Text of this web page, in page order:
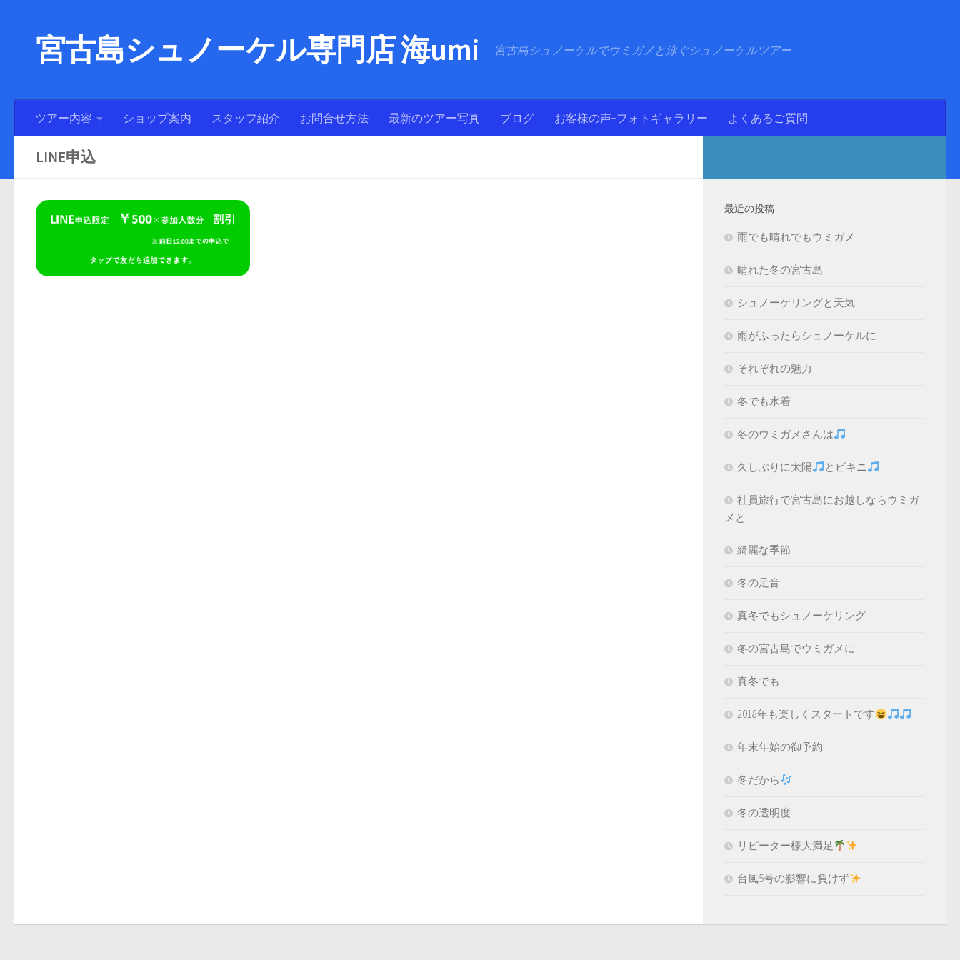
宮古島シュノーケル専門店 海umi 宮古島シュノーケルでウミガメと泳ぐシュノーケルツアー
ツアー内容 ショップ案内 スタッフ紹介 お問合せ方法 最新のツアー写真 ブログ お客様の声+フォトギャラリー よくあるご質問
LINE申込
最近の投稿
雨でも晴れでもウミガメ
晴れた冬の宮古島
シュノーケリングと天気
雨がふったらシュノーケルに
それぞれの魅力
冬でも水着
冬のウミガメさんは
久しぶりに太陽 とビキニ
社員旅行で宮古島にお越しならウミガ
メと
綺麗な季節
冬の足音
真冬でもシュノーケリング
冬の宮古島でウミガメに
真冬でも
2018年も楽しくスタートです
年末年始の御予約
冬だから
冬の透明度
リピーター様大満足
台風5号の影響に負けず